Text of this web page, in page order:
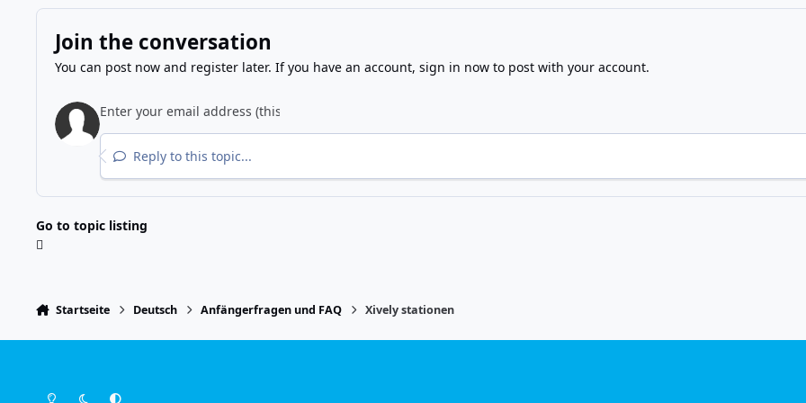
Join the conversation
You can post now and register later. If you have an account, sign in nowto post with your account.
Reply to this topic...
Go to topic listing
Startseite Deutsch Anfängerfragen und FAQ Xively stationen
Light ModeDark ModeSystem Preference